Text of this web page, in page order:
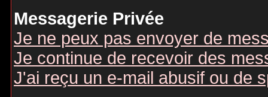
Messagerie Privée
Je ne peux pas envoyer de
Je continue de recevoir des
J'ai reçu un e-mail abusif ou de